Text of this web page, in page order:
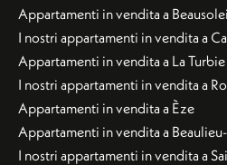
Appartamenti in vendita a
I nostri appartamenti in vendita a
Appartamenti in vendita a La Turbie
I nostri appartamenti in vendita a
Appartamenti in vendita a Èze
Appartamenti in vendita a
I nostri appartamenti in vendita a